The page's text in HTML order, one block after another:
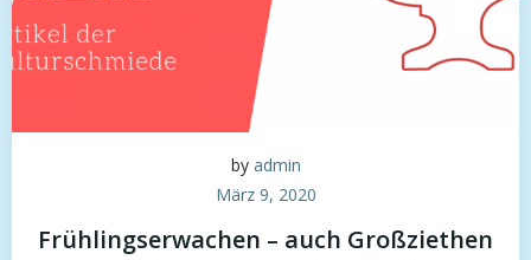
by admin
März 9, 2020
Frühlingserwachen – auch Großziethen